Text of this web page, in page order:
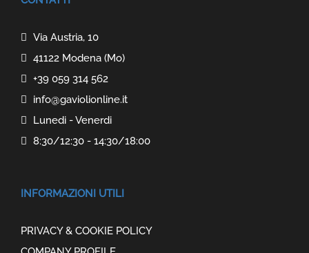
Via Austria, 10
41122 Modena (Mo)
+39 059 314 562
info@gaviolionline.it
Lunedi - Venerdi
8:30/12:30 - 14:30/18:00
INFORMAZIONI UTILI
PRIVACY & COOKIE POLICY